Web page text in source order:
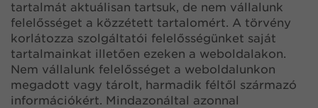
tartalmát aktuálisan tartsuk, de nem vállalunk
felelősséget a közzétett tartalomért. A törvény
korlátozza szolgáltatói felelősségünket saját
tartalmainkat illetően ezeken a weboldalakon.
Nem vállalunk felelősséget a weboldalunkon
megadott vagy tárolt, harmadik féltől származó
információkért. Mindazonáltal azonnal